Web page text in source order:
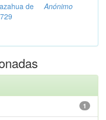
de
Anónimo
1